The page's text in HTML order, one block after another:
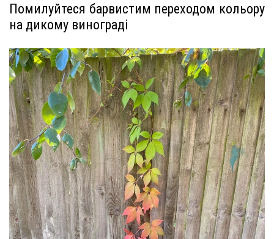
Помилуйтеся барвистим переходом кольору
на дикому винограді